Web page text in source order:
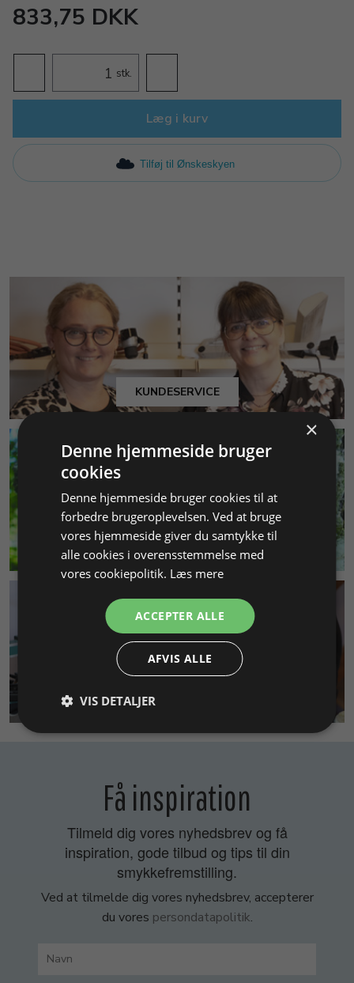
833,75 DKK
stk.
Læg i kurv
Tilføj til Ønskeskyen
KUNDESERVICE
MILJØ & BÆREDYGTIGHED
SMYKKEKURSER
Få inspiration
Tilmeld dig vores nyhedsbrev og få
inspiration, gode tilbud og tips til din
smykkefremstilling.
Ved at tilmelde dig vores nyhedsbrev, accepterer
du vores persondatapolitik.
×
Denne hjemmeside bruger
cookies
Denne hjemmeside bruger cookies til at
forbedre brugeroplevelsen. Ved at bruge
vores hjemmeside giver du samtykke til
alle cookies i overensstemmelse med
vores cookiepolitik. Læs mere
ACCEPTER ALLE
AFVIS ALLE
VIS DETALJER